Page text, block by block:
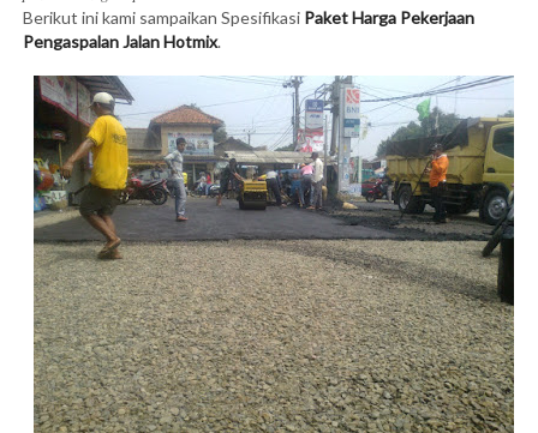
Berikut ini kami sampaikan Spesifikasi Paket Harga Pekerjaan
Pengaspalan Jalan Hotmix.